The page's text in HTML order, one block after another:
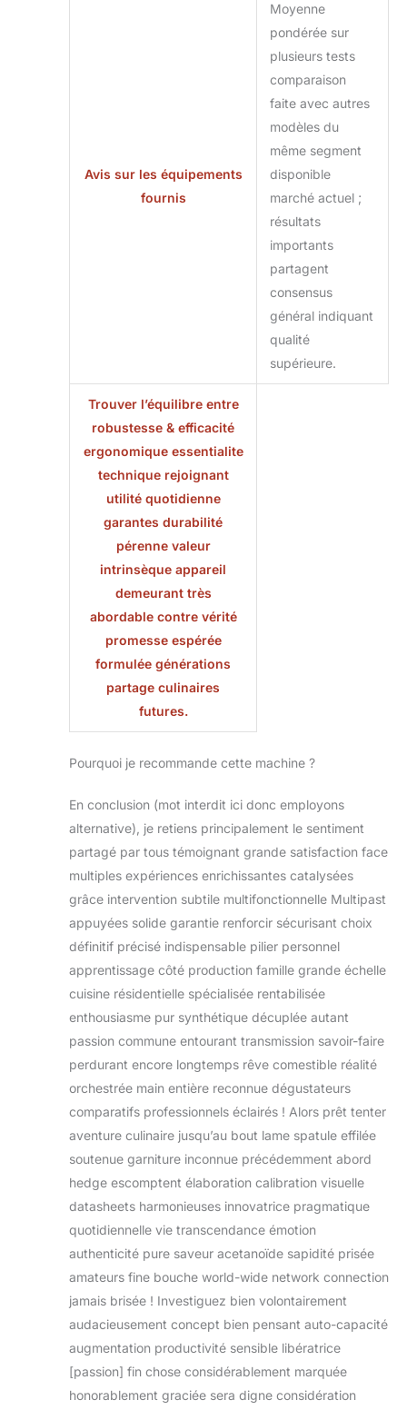
Avis sur les équipements
fournis
Moyenne
pondérée sur
plusieurs tests
comparaison
faite avec autres
modèles du
même segment
disponible
marché actuel ;
résultats
importants
partagent
consensus
général indiquant
qualité
supérieure.
Trouver l’équilibre entre
robustesse & efficacité
ergonomique essentialite
technique rejoignant
utilité quotidienne
garantes durabilité
pérenne valeur
intrinsèque appareil
demeurant très
abordable contre vérité
promesse espérée
formulée générations
partage culinaires
futures.
Pourquoi je recommande cette machine ?
En conclusion (mot interdit ici donc employons
alternative), je retiens principalement le sentiment
partagé par tous témoignant grande satisfaction face
multiples expériences enrichissantes catalysées
grâce intervention subtile multifonctionnelle Multipast
appuyées solide garantie renforcir sécurisant choix
définitif précisé indispensable pilier personnel
apprentissage côté production famille grande échelle
cuisine résidentielle spécialisée rentabilisée
enthousiasme pur synthétique décuplée autant
passion commune entourant transmission savoir-faire
perdurant encore longtemps rêve comestible réalité
orchestrée main entière reconnue dégustateurs
comparatifs professionnels éclairés ! Alors prêt tenter
aventure culinaire jusqu’au bout lame spatule effilée
soutenue garniture inconnue précédemment abord
hedge escomptent élaboration calibration visuelle
datasheets harmonieuses innovatrice pragmatique
quotidiennelle vie transcendance émotion
authenticité pure saveur acetanoïde sapidité prisée
amateurs fine bouche world-wide network connection
jamais brisée ! Investiguez bien volontairement
audacieusement concept bien pensant auto-capacité
augmentation productivité sensible libératrice
[passion] fin chose considérablement marquée
honorablement graciée sera digne considération